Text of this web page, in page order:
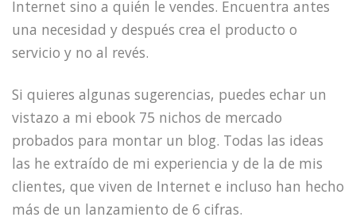
Internet sino a quién le vendes. Encuentra antes
una necesidad y después crea el producto o
servicio y no al revés.
Si quieres algunas sugerencias, puedes echar un
vistazo a mi ebook 75 nichos de mercado
probados para montar un blog. Todas las ideas
las he extraído de mi experiencia y de la de mis
clientes, que viven de Internet e incluso han hecho
más de un lanzamiento de 6 cifras.